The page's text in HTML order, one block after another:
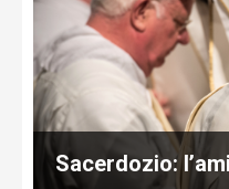
Sacerdozio: